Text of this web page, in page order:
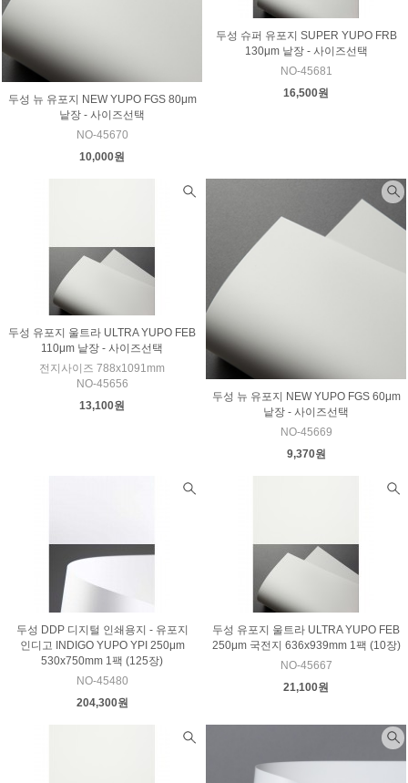
두성 뉴 유포지 NEW YUPO FGS 80μm
낱장 - 사이즈선택
NO-45670
10,000원
두성 슈퍼 유포지 SUPER YUPO FRB
130μm 낱장 - 사이즈선택
NO-45681
16,500원
두성 유포지 울트라 ULTRA YUPO FEB
110μm 낱장 - 사이즈선택
전지사이즈 788x1091mm
NO-45656
13,100원
두성 뉴 유포지 NEW YUPO FGS 60μm
낱장 - 사이즈선택
NO-45669
9,370원
두성 DDP 디지털 인쇄용지 - 유포지
인디고 INDIGO YUPO YPI 250μm
530x750mm 1팩 (125장)
NO-45480
204,300원
두성 유포지 울트라 ULTRA YUPO FEB
250μm 국전지 636x939mm 1팩 (10장)
NO-45667
21,100원